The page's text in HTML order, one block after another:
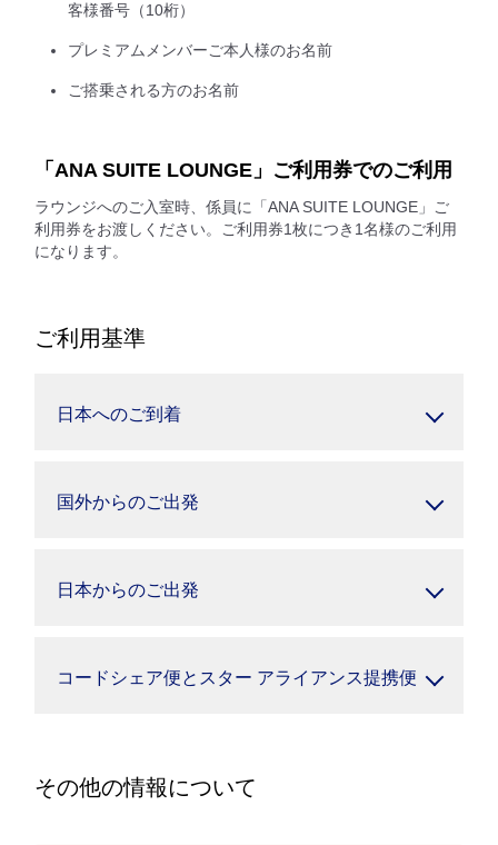
客様番号（10桁）
プレミアムメンバーご本人様のお名前
ご搭乗される方のお名前
「ANA SUITE LOUNGE」ご利用券でのご利用
ラウンジへのご入室時、係員に「ANA SUITE LOUNGE」ご
利用券をお渡しください。ご利用券1枚につき1名様のご利用
になります。
ご利用基準
日本へのご到着
国外からのご出発
日本からのご出発
コードシェア便とスター アライアンス提携便
その他の情報について